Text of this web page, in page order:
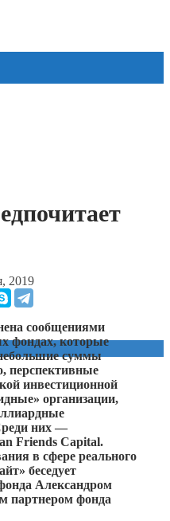
2019
сообщениями
фондах, которые
суммы
перспективные
инвестиционной
организации,
них —
Friends Capital.
в сфере реального
беседует
Александром
партнером фонда